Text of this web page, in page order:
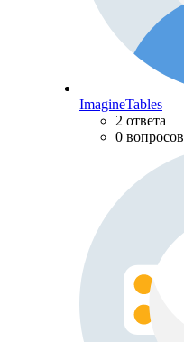
ImagineTables
2 ответа
0 вопросов